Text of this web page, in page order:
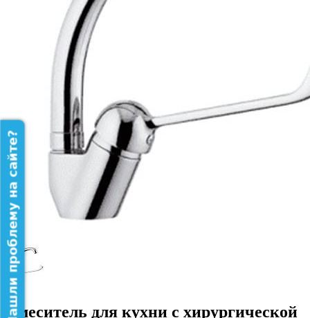
Смеситель для кухни с хирургической
Нашли проблему на сайте?